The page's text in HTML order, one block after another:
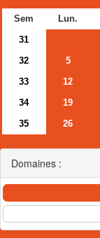
Sem Lun.
31
32
5
33
12
34
19
35
26
Domaines :